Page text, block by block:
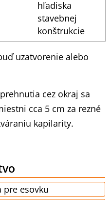
hľadiska
stavebnej
konštrukcie
uzatvorenie alebo
cez okraj sa
cca 5 cm za rezné
kapilarity.
pre esovku